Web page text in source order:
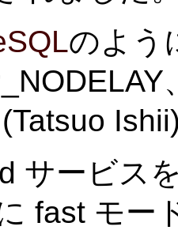
のよう
サービス
fast モー